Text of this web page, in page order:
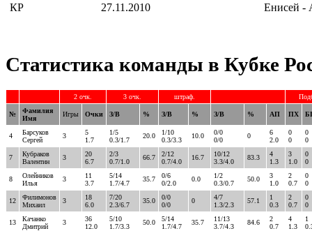
КР
27.11.2010 Енисей -
Статистика команды в Кубке
2 очк. 3 очк. штраф.
№
Фамилия
Имя
Игры Очки З/В % З/В % З/В % АП ПХ
4
Барсуков
Сергей
3
5
1.7
1/5
0.3/1.7
20.0
1/10
0.3/3.3
10.0
0/0
0/0
0
6
2.0
0
0
0
0
7
Кубраков
Валентин
3
20
6.7
2/3
0.7/1.0
66.7
2/12
0.7/4.0
16.7
10/12
3.3/4.0
83.3
4
1.3
3
1.0
0
0
8
Олейников
Илья
3
11
3.7
5/14
1.7/4.7
35.7
0/6
0/2.0
0.0
1/2
0.3/0.7
50.0
3
1.0
2
0.7
0
0
12
Филимонов
Михаил
3
18
6.0
7/20
2.3/6.7
35.0
0/0
0/0
0
4/7
1.3/2.3
57.1
1
0.3
2
0.7
0
0
13
Качанко
Дмитрий
3
36
12.0
5/10
1.7/3.3
50.0
5/14
1.7/4.7
35.7
11/13
3.7/4.3
84.6
2
0.7
4
1.3
1